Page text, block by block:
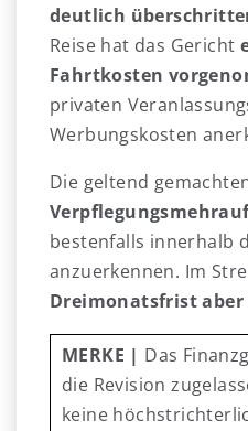
deutlich
Reise hat das Gericht
Fahrtkosten
privaten
Werbungskosten
Die geltend
bestenfalls innerhalb
anzuerkennen. Im
Dreimonatsfrist
MERKE | Das
die Revision
keine